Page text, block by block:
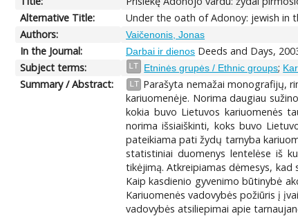
Alternative Title:
Under the oath of Adonoy: jewish in
Authors:
Vaičenonis, Jonas
In the Journal: Darbai ir dienos Deeds and Days,
Subject terms:
LT Etninės grupės / Ethnic groups;
Summary / Abstract: LT Parašyta nemažai monografijų,
kariuomenėje. Norima daugiau
kokia buvo Lietuvos kariuomenės
norima išsiaiškinti, koks buvo
pateikiama pati žydų tarnyba
statistiniai duomenys lentelėse iš
tikėjimą. Atkreipiamas dėmesys, kad
Kaip kasdienio gyvenimo būtinybė
Kariuomenės vadovybės požiūris į
vadovybės atsiliepimai apie